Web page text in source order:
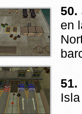
50.
en
51.